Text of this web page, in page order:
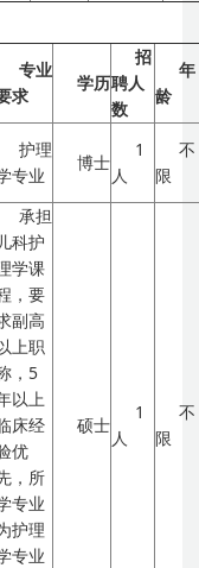
专业
求
学历
招
聘人
数
年
龄
护理
专业
博士
1
人
不
限
承担
儿科护
学课
，要
副高
上职
，5
以上
床经
优
，所
专业
护理
专业
硕士
1
人
不
限